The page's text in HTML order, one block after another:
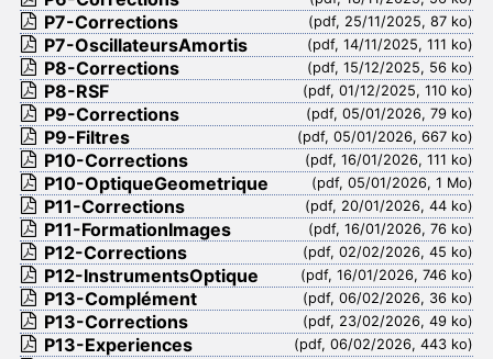
Documents à télécharger
TIPE
Liens
Documents à télécharger
(pdf, 25/11/2025, 87 ko)
P7-Corrections
(pdf, 14/11/2025, 111 ko)
P7-OscillateursAmortis
(pdf, 15/12/2025, 56 ko)
P8-Corrections
(pdf, 01/12/2025, 110 ko)
P8-RSF
(pdf, 05/01/2026, 79 ko)
P9-Corrections
(pdf, 05/01/2026, 667 ko)
P9-Filtres
(pdf, 16/01/2026, 111 ko)
P10-Corrections
(pdf, 05/01/2026, 1 Mo)
P10-OptiqueGeometrique
(pdf, 20/01/2026, 44 ko)
P11-Corrections
(pdf, 16/01/2026, 76 ko)
P11-FormationImages
(pdf, 02/02/2026, 45 ko)
P12-Corrections
(pdf, 16/01/2026, 746 ko)
P12-InstrumentsOptique
(pdf, 06/02/2026, 36 ko)
P13-Complément
(pdf, 23/02/2026, 49 ko)
P13-Corrections
(pdf, 06/02/2026, 443 ko)
P13-Experiences